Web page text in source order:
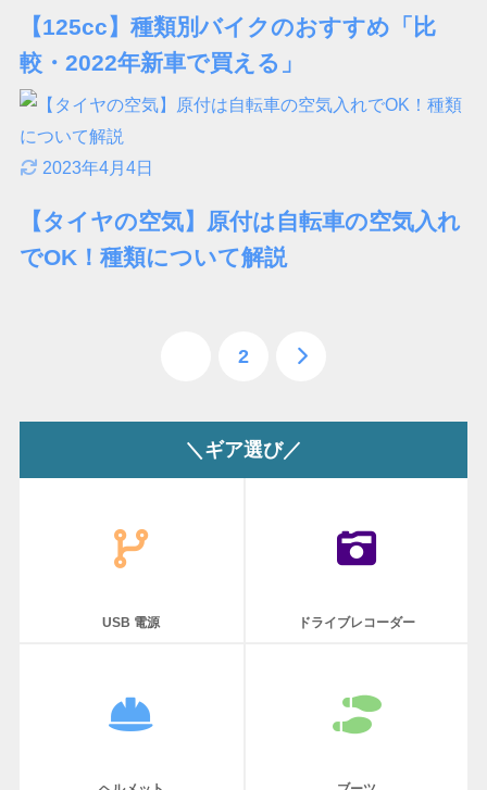
【125cc】種類別バイクのおすすめ「比
較・2022年新車で買える」
2023年4月4日
【タイヤの空気】原付は自転車の空気入れ
でOK！種類について解説
2
＼ギア選び／
USB 電源 ドライブレコーダー